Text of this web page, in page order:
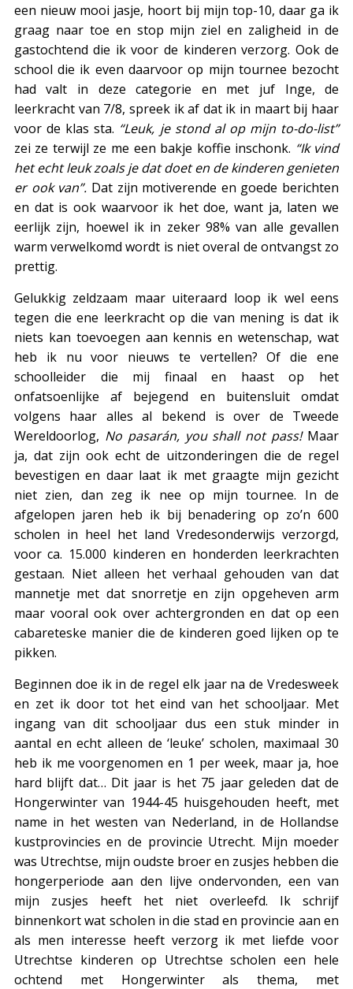
een nieuw mooi jasje, hoort bij mijn top-10, daar ga ik
graag naar toe en stop mijn ziel en zaligheid in de
gastochtend die ik voor de kinderen verzorg. Ook de
school die ik even daarvoor op mijn tournee bezocht
had valt in deze categorie en met juf Inge, de
leerkracht van 7/8, spreek ik af dat ik in maart bij haar
voor de klas sta. “Leuk, je stond al op mijn to-do-list”
zei ze terwijl ze me een bakje koffie inschonk. “Ik vind
het echt leuk zoals je dat doet en de kinderen genieten
er ook van”. Dat zijn motiverende en goede berichten
en dat is ook waarvoor ik het doe, want ja, laten we
eerlijk zijn, hoewel ik in zeker 98% van alle gevallen
warm verwelkomd wordt is niet overal de ontvangst zo
prettig.
Gelukkig zeldzaam maar uiteraard loop ik wel eens
tegen die ene leerkracht op die van mening is dat ik
niets kan toevoegen aan kennis en wetenschap, wat
heb ik nu voor nieuws te vertellen? Of die ene
schoolleider die mij finaal en haast op het
onfatsoenlijke af bejegend en buitensluit omdat
volgens haar alles al bekend is over de Tweede
Wereldoorlog, No pasarán, you shall not pass!Maar
ja, dat zijn ook echt de uitzonderingen die de regel
bevestigen en daar laat ik met graagte mijn gezicht
niet zien, dan zeg ik nee op mijn tournee. In de
afgelopen jaren heb ik bij benadering op zo’n 600
scholen in heel het land Vredesonderwijs verzorgd,
voor ca. 15.000 kinderen en honderden leerkrachten
gestaan. Niet alleen het verhaal gehouden van dat
mannetje met dat snorretje en zijn opgeheven arm
maar vooral ook over achtergronden en dat op een
cabareteske manier die de kinderen goed lijken op te
pikken.
Beginnen doe ik in de regel elk jaar na de Vredesweek
en zet ik door tot het eind van het schooljaar. Met
ingang van dit schooljaar dus een stuk minder in
aantal en echt alleen de ‘leuke’ scholen, maximaal 30
heb ik me voorgenomen en 1 per week, maar ja, hoe
hard blijft dat… Dit jaar is het 75 jaar geleden dat de
Hongerwinter van 1944-45 huisgehouden heeft, met
name in het westen van Nederland, in de Hollandse
kustprovincies en de provincie Utrecht. Mijn moeder
was Utrechtse, mijn oudste broer en zusjes hebben die
hongerperiode aan den lijve ondervonden, een van
mijn zusjes heeft het niet overleefd. Ik schrijf
binnenkort wat scholen in die stad en provincie aan en
als men interesse heeft verzorg ik met liefde voor
Utrechtse kinderen op Utrechtse scholen een hele
ochtend met Hongerwinter als thema, met